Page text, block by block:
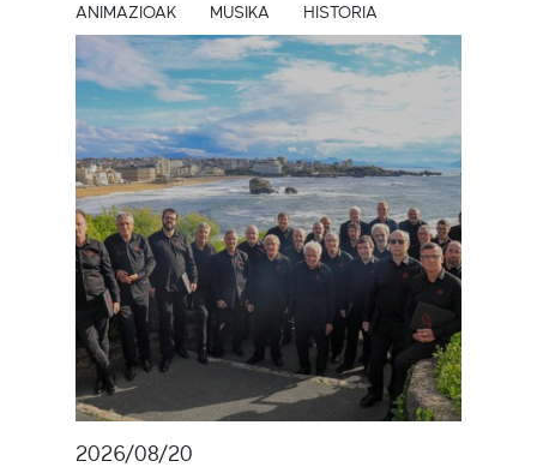
ANIMAZIOAK MUSIKA HISTORIA
2026/08/20